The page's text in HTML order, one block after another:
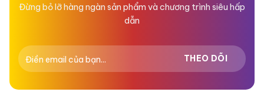
Đừng bỏ lỡ hàng ngàn sản phẩm và chương trình siêu hấp
dẫn